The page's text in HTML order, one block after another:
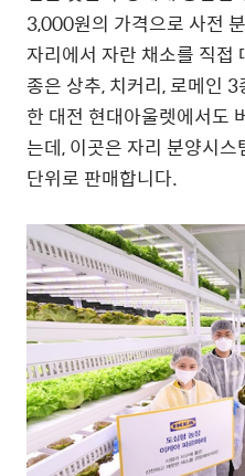
3,000원의 가격으로 사전
자리에서 자란 채소를 직접
종은 상추, 치커리, 로메인
한 대전 현대아울렛에서도
는데, 이곳은 자리 분양시
단위로 판매합니다.